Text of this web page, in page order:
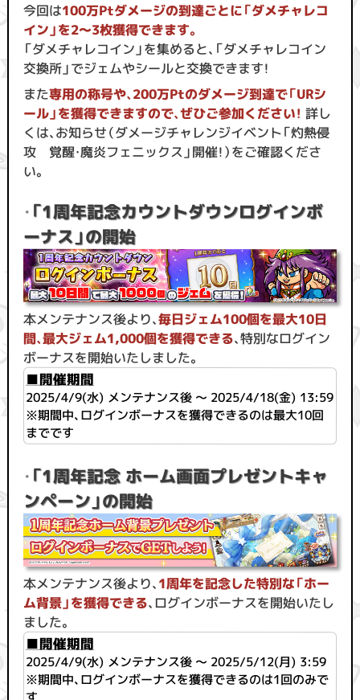
今回は100万Ptダメージの到達ごとに「ダメチャレコ
イン」を2〜3枚獲得できます。
「ダメチャレコイン」を集めると、「ダメチャレコイン
交換所」でジェムやシールと交換できます！
また専用の称号や、200万Ptのダメージ到達で「URシ
ール」を獲得できますので、ぜひご参加ください！ 詳し
くは、お知らせ（ダメージチャレンジイベント「灼熱侵
攻 覚醒・魔炎フェニックス」開催！）をご確認くださ
い。
・ 「1周年記念カウントダウンログインボ
ーナス」の開始
本メンテナンス後より、毎日ジェム100個を最大10日
間、最大ジェム1,000個を獲得できる、特別なログイン
ボーナスを開始いたしました。
■開催期間
2025/4/9(水) メンテナンス後 ～ 2025/4/18(金) 13:59
※期間中、ログインボーナスを獲得できるのは最大10回
までです
・ 「1周年記念 ホーム画面プレゼントキャ
ンペーン」の開始
本メンテナンス後より、1周年を記念した特別な「ホー
ム背景」を獲得できる、ログインボーナスを開始いたし
ました。
■開催期間
2025/4/9(水) メンテナンス後 ～ 2025/5/12(月) 3:59
※期間中、ログインボーナスを獲得できるのは1回のみで